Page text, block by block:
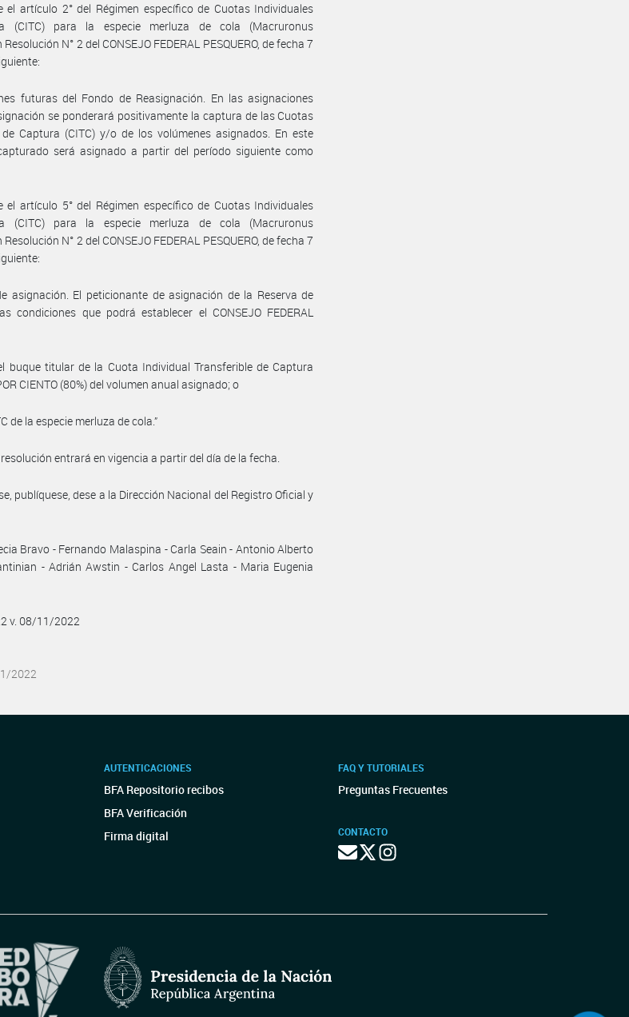
el artículo 2° del Régimen específico de Cuotas Individuales
(CITC) para la especie merluza de cola (Macruronus
N° 2 del CONSEJO FEDERAL PESQUERO, de fecha 7
futuras del Fondo de Reasignación. En las asignaciones
se ponderará positivamente la captura de las Cuotas
Captura (CITC) y/o de los volúmenes asignados. En este
será asignado a partir del período siguiente como
el artículo 5° del Régimen específico de Cuotas Individuales
(CITC) para la especie merluza de cola (Macruronus
N° 2 del CONSEJO FEDERAL PESQUERO, de fecha 7
asignación. El peticionante de asignación de la Reserva de
condiciones que podrá establecer el CONSEJO FEDERAL
buque titular de la Cuota Individual Transferible de Captura
CIENTO (80%) del volumen anual asignado; o
de la especie merluza de cola.”
resolución entrará en vigencia a partir del día de la fecha.
publíquese, dese a la Dirección Nacional del Registro Oficial y
Bravo - Fernando Malaspina - Carla Seain - Antonio Alberto
- Adrián Awstin - Carlos Angel Lasta - Maria Eugenia
v. 08/11/2022
2022
AUTENTICACIONES
BFA Repositorio recibos
BFA Verificación
Firma digital
FAQ Y TUTORIALES
Preguntas Frecuentes
CONTACTO